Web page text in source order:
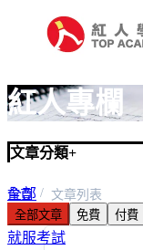
紅人專欄
文章分類+
全部
職場
就服考試
首頁
文章列表
全部文章
免費 付費